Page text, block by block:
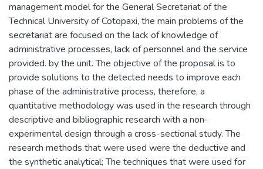
management model for the General Secretariat of the
Technical University of Cotopaxi, the main problems of the
secretariat are focused on the lack of knowledge of
administrative processes, lack of personnel and the service
provided. by the unit. The objective of the proposal is to
provide solutions to the detected needs to improve each
phase of the administrative process, therefore, a
quantitative methodology was used in the research through
descriptive and bibliographic research with a non-
experimental design through a cross-sectional study. The
research methods that were used were the deductive and
the synthetic analytical; The techniques that were used for